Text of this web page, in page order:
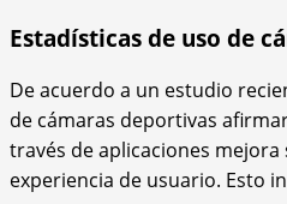
Estadísticas de uso de
De acuerdo a un estudio
de cámaras deportivas
través de aplicaciones
experiencia de usuario. Esto